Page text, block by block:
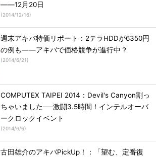
――12月20日
(2014/12/16)
週末アキバ特価リポート：2テラHDDが6350円
の例も――アキバで価格競争が進行中？
(2014/6/21)
COMPUTEX TAIPEI 2014：Devil's Canyon割っ
ちゃいました──激闘3.5時間！インテルオーバ
ークロックイベント
(2014/6/6)
古田雄介のアキバPickUp！：「望む、定番復